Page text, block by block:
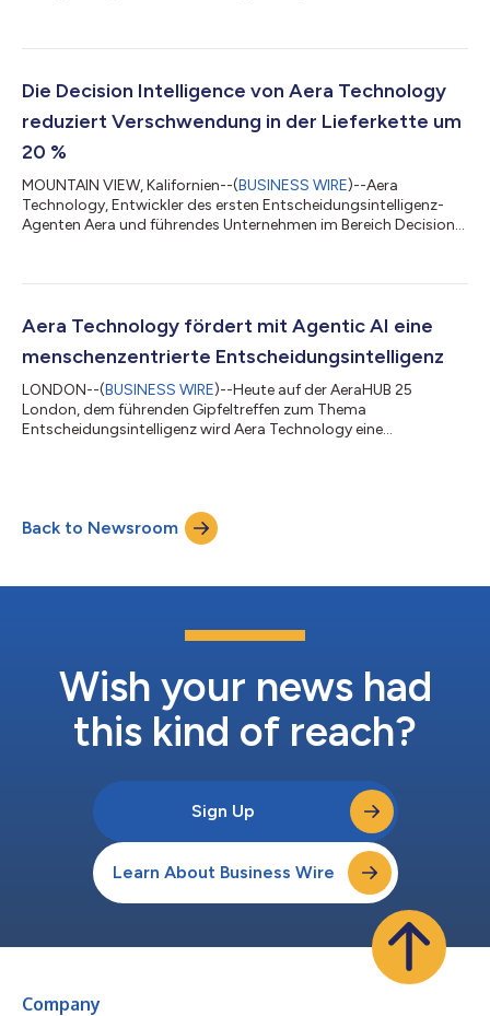
arbeiten, planen und im Wettbewerb agieren, grundlegend
Wendepunkt, da Unternehmen über die KI-gestützte Analyse
hinausgehen und intelligente...
Die Decision Intelligence von Aera Technology
reduziert Verschwendung in der Lieferkette um
20 %
MOUNTAIN VIEW, Kalifornien--(BUSINESS WIRE)--Aera
Technology, Entwickler des ersten Entscheidungsintelligenz-
Agenten Aera und führendes Unternehmen im Bereich Decision
Wertschöpfungskette zu optimieren und Abfallreduktionen von
Entscheidungen in Echtzeit, die Risiken durch Überschüsse und
Veralterung reduzieren – von veraltete...
Aera Technology fördert mit Agentic AI eine
menschenzentrierte Entscheidungsintelligenz
LONDON--(BUSINESS WIRE)--Heute auf der AeraHUB 25
London, dem führenden Gipfeltreffen zum Thema
Entscheidungsintelligenz wird Aera Technology eine
ihrer Rolle und Erfahrung ermöglichen, KI zu nutzen, um
intelligentere und schnellere Entscheidungen in großem
Maßstab zu treffen. Mit dieser Veröffentlichung erweitert Aer...
Back to Newsroom
Wish your news had
this kind of reach?
Sign Up
Learn About Business Wire
Company